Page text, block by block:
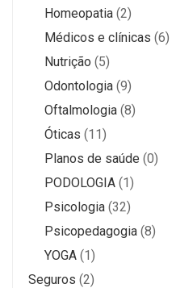
Homeopatia (2)
Médicos e clínicas (6)
Nutrição (5)
Odontologia (9)
Oftalmologia (8)
Óticas (11)
Planos de saúde (0)
PODOLOGIA (1)
Psicologia (32)
Psicopedagogia (8)
YOGA (1)
Seguros (2)